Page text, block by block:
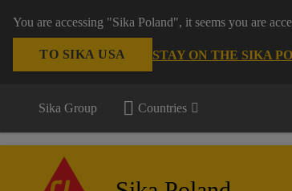
You are accessing "Sika Poland", it seems you are
TO SIKA USA STAY ON THE SIKA
Sika Group Countries